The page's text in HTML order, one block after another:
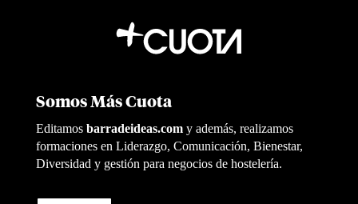
Somos Más Cuota
Editamosbarradeideas.com y además, realizamos
formaciones en Liderazgo, Comunicación, Bienestar,
Diversidad y gestión para negocios de hostelería.